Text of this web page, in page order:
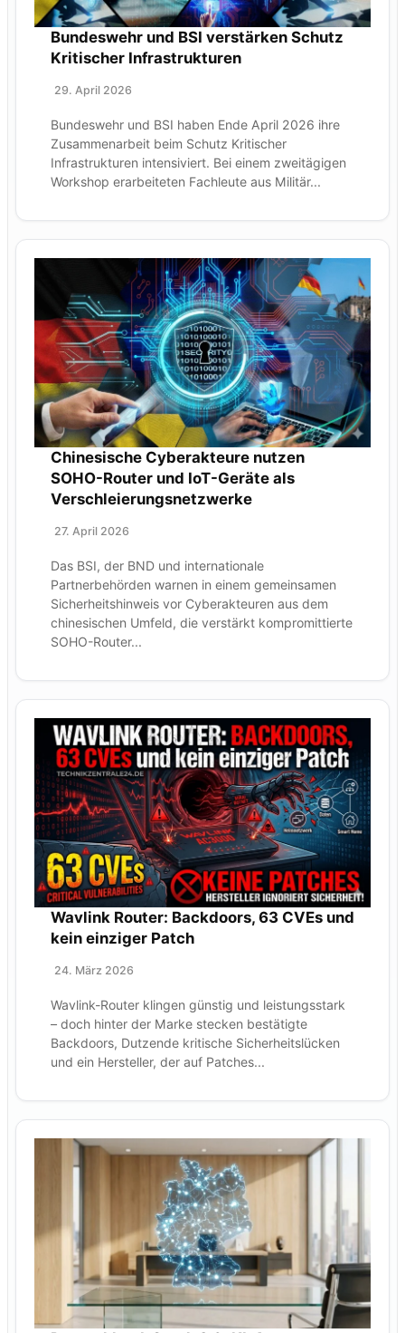
Bundeswehr und BSI verstärken Schutz
Kritischer Infrastrukturen
29. April 2026
Bundeswehr und BSI haben Ende April 2026 ihre
Zusammenarbeit beim Schutz Kritischer
Infrastrukturen intensiviert. Bei einem zweitägigen
Workshop erarbeiteten Fachleute aus Militär...
Chinesische Cyberakteure nutzen
SOHO-Router und IoT-Geräte als
Verschleierungsnetzwerke
27. April 2026
Das BSI, der BND und internationale
Partnerbehörden warnen in einem gemeinsamen
Sicherheitshinweis vor Cyberakteuren aus dem
chinesischen Umfeld, die verstärkt kompromittierte
SOHO-Router...
Wavlink Router: Backdoors, 63 CVEs und
kein einziger Patch
24. März 2026
Wavlink-Router klingen günstig und leistungsstark
– doch hinter der Marke stecken bestätigte
Backdoors, Dutzende kritische Sicherheitslücken
und ein Hersteller, der auf Patches...